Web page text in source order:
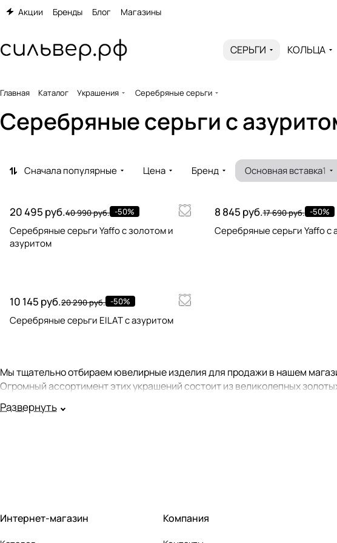
Акции Бренды Блог Магазины
СЕРЬГИ КОЛЬЦА
Главная Каталог Украшения Серебряные серьги
Серебряные серьги c
Сначала популярные Цена Бренд Основная вставка1
20 495 руб.40 990 руб. -50%
Серебряные серьги Yaffo с золотом и
азуритом
8 845 руб.17 690 руб. -50%
Серебряные серьги Yaffo с
10 145 руб.20 290 руб. -50%
Серебряные серьги EILAT с азуритом
Мы тщательно отбираем ювелирные изделия для продажи в нашем
Огромный ассортимент этих украшений состоит из великолепных
Мы стараемся, чтобы все продаваемые у нас серьги имели комплекты из
Серьги с бриллиантами
Развернуть
Интернет-магазин Компания